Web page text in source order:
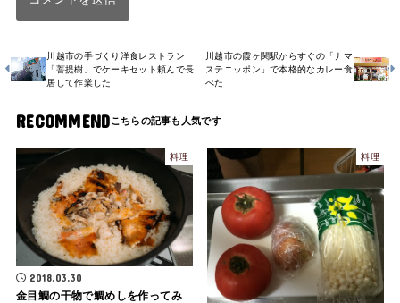
川越市の手づくり洋食レストラン
「菩提樹」でケーキセット頼んで長
居して作業した
川越市の霞ヶ関駅からすぐの「ナマ
ステニッポン」で本格的なカレー食
べた
RECOMMEND
料理
2018.03.30
金目鯛の干物で鯛めしを作ってみ
料理